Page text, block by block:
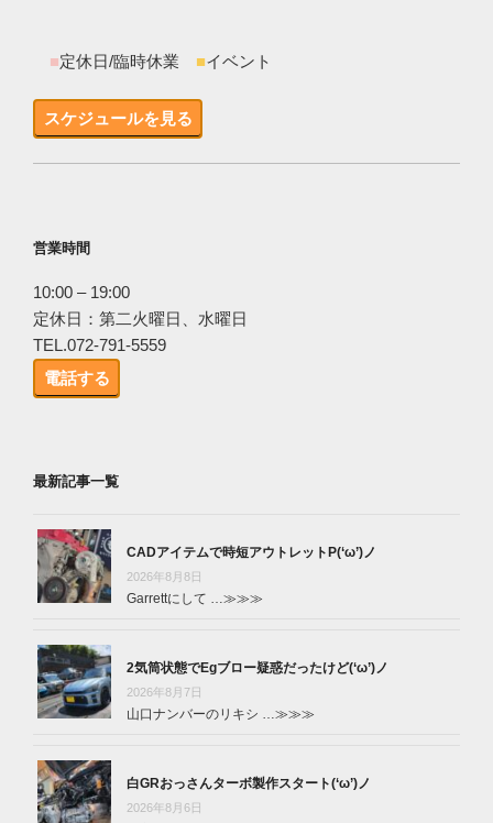
■定休日/臨時休業 ■イベント
スケジュールを見る
営業時間
10:00 – 19:00
定休日：第二火曜日、水曜日
TEL.072-791-5559
電話する
最新記事一覧
CADアイテムで時短アウトレットP(‘ω’)ノ
2026年8月8日
Garrettにして …≫≫≫
2気筒状態でEgブロー疑惑だったけど(‘ω’)ノ
2026年8月7日
山口ナンバーのリキシ …≫≫≫
白GRおっさんターボ製作スタート(‘ω’)ノ
2026年8月6日